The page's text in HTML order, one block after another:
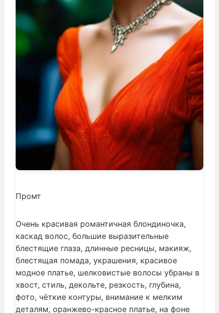
Промт
Очень красивая романтичная блондиночка,
каскад волос, большие выразительные
блестящие глаза, длинные ресницы, макияж,
блестящая помада, украшения, красивое
модное платье, шелковистые волосы убраны в
хвост, стиль, декольте, резкость, глубина,
фото, чёткие контуры, внимание к мелким
деталям, оранжево-красное платье, на фоне